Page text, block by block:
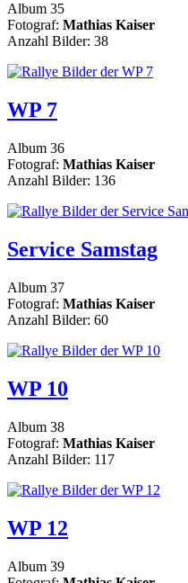
Album 35
Fotograf: Mathias Kaiser
Anzahl Bilder: 38
WP 7
Album 36
Fotograf: Mathias Kaiser
Anzahl Bilder: 136
Service Samstag
Album 37
Fotograf: Mathias Kaiser
Anzahl Bilder: 60
WP 10
Album 38
Fotograf: Mathias Kaiser
Anzahl Bilder: 117
WP 12
Album 39